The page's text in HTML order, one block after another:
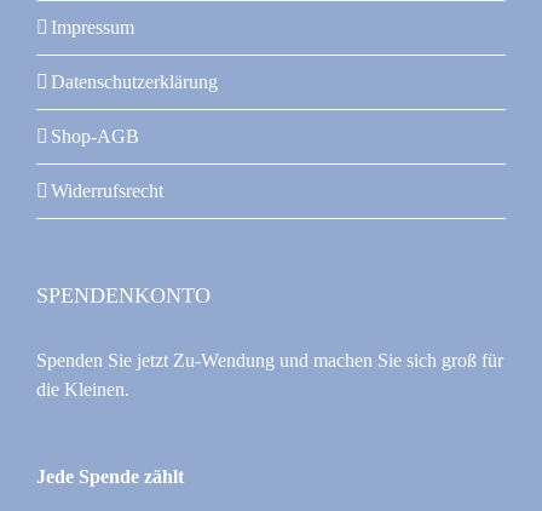
Impressum
Datenschutzerklärung
Shop-AGB
Widerrufsrecht
SPENDENKONTO
Spenden Sie jetzt Zu-Wendung und machen Sie sich groß für
die Kleinen.
Jede Spende zählt